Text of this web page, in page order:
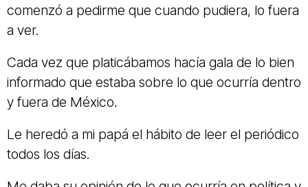
comenzó a pedirme que cuando pudiera, lo fuera
a ver.
Cada vez que platicábamos hacía gala de lo bien
informado que estaba sobre lo que ocurría dentro
y fuera de México.
Le heredó a mi papá el hábito de leer el periódico
todos los días.